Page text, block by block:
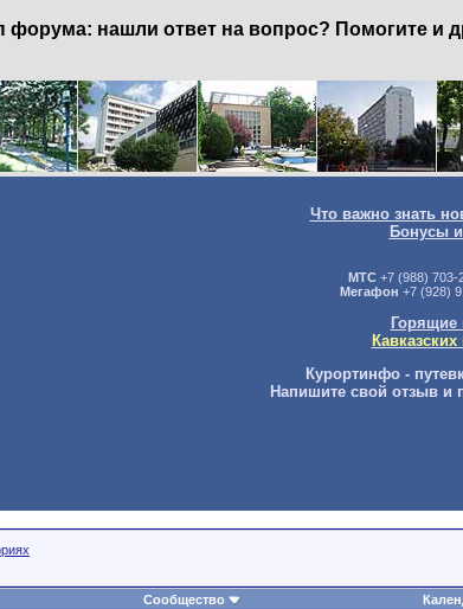
форума: нашли ответ на вопрос? Помогите и
Что важно знать
Бонусы и
МТС+7 (988) 703-
Мегафон +7 (928)
Горящие
Курортинфо -
Напишите свой отзыв и
Сообщество